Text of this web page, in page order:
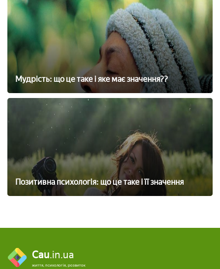
Мудрість: що це таке і яке має значення??
Позитивна психологія: що це таке і її значення
Cau.in.ua
життя, психологія, розвиток